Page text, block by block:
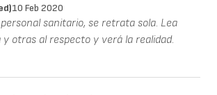
10 Feb 2020
sanitario, se retrata sola. Lea
y otras al respecto y verá la realidad.